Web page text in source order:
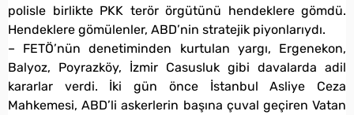
polisle birlikte PKK terör örgütünü hendeklere gömdü.
Hendeklere gömülenler, ABD’nin stratejik piyonlarıydı.
– FETÖ’nün denetiminden kurtulan yargı, Ergenekon,
Balyoz, Poyrazköy, İzmir Casusluk gibi davalarda adil
kararlar verdi. İki gün önce İstanbul Asliye Ceza
Mahkemesi, ABD’li askerlerin başına çuval geçiren Vatan